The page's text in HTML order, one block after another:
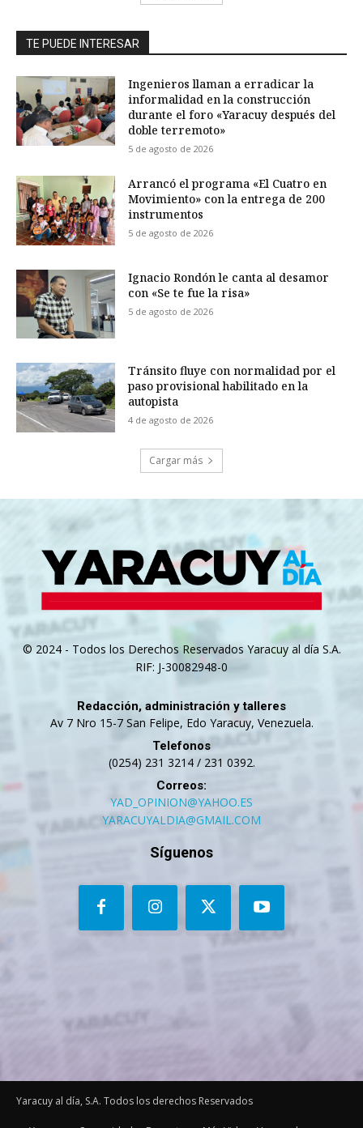
TE PUEDE INTERESAR
Ingenieros llaman a erradicar la
informalidad en la construcción
durante el foro «Yaracuy después del
doble terremoto»
5 de agosto de 2026
Arrancó el programa «El Cuatro en
Movimiento» con la entrega de 200
instrumentos
5 de agosto de 2026
Ignacio Rondón le canta al desamor
con «Se te fue la risa»
5 de agosto de 2026
Tránsito fluye con normalidad por el
paso provisional habilitado en la
autopista
4 de agosto de 2026
Cargar más
© 2024 - Todos los Derechos Reservados Yaracuy al día S.A.
RIF: J-30082948-0
Redacción, administración y talleres
Av 7 Nro 15-7 San Felipe, Edo Yaracuy, Venezuela.
Telefonos
(0254) 231 3214 / 231 0392.
Correos:
YAD_OPINION@YAHOO.ES
YARACUYALDIA@GMAIL.COM
Síguenos
Yaracuy al día, S.A. Todos los derechos Reservados